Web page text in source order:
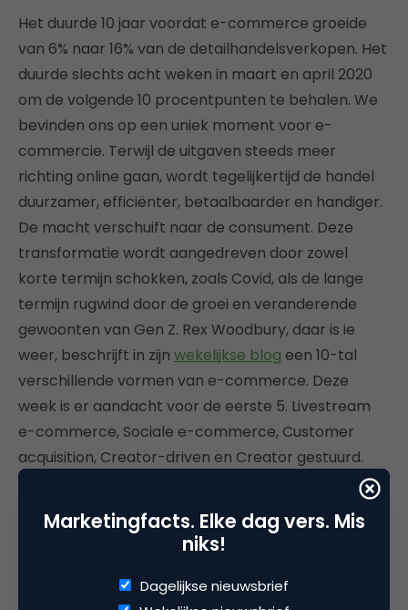
Het duurde 10 jaar voordat e-commerce groeide
van 6% naar 16% van de detailhandelsverkopen. Het
duurde slechts acht weken in maart en april 2020
om de volgende 10 procentpunten te behalen. We
bevinden ons op een uniek moment voor e-
commercie. Terwijl de uitgaven steeds meer
richting online gaan, wordt tegelijkertijd de handel
duurzamer, efficiënter, betaalbaarder en handiger.
De macht verschuift naar de consument. Deze
transformatie wordt aangedreven door zowel
korte termijn schokken, zoals Covid, als de lange
termijn rugwind door de groei en veranderende
gewoonten van Gen Z. Rex Woodbury, daar is ie
weer, beschrijft in zijn wekelijkse blog een 10-tal
verschillende vormen van e-commerce. Deze
week is er aandacht voor de eerste 5. Livestream
e-commerce, Sociale e-commerce, Customer
acquisition, Creator-driven en Creator gestuurd.
#7 Storyliving by Disney
Kennen we het allemaal nog? De Ansoff Matrix? 4
kwadranten over marktpenetratie,
productontwikkeling, marktontwikkeling en
Marketingfacts. Elke dag vers. Mis
niks!
Dagelijkse nieuwsbrief